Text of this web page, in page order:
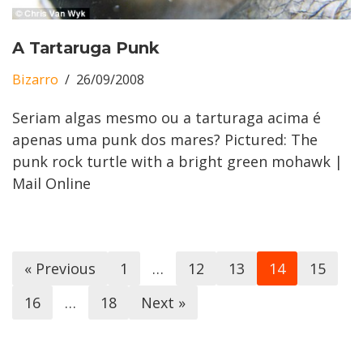
A Tartaruga Punk
Bizarro 26/09/2008
Seriam algas mesmo ou a tarturaga acima é
apenas uma punk dos mares? Pictured: The
punk rock turtle with a bright green mohawk |
Mail Online
« Previous 1 … 12 13 14
15
16
… 18 Next »